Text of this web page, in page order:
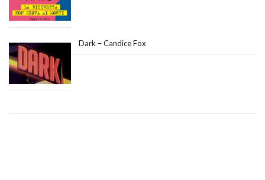
Dark – Candice Fox